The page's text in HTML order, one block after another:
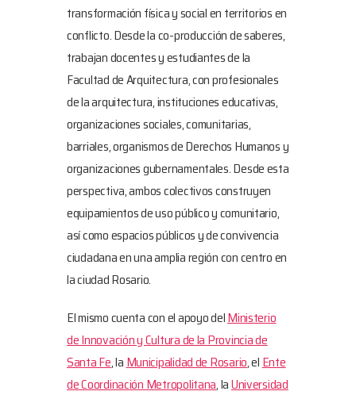
transformación física y social en territorios en
conflicto. Desde la co-producción de saberes,
trabajan docentes y estudiantes de la
Facultad de Arquitectura, con profesionales
de la arquitectura, instituciones educativas,
organizaciones sociales, comunitarias,
barriales, organismos de Derechos Humanos y
organizaciones gubernamentales. Desde esta
perspectiva, ambos colectivos construyen
equipamientos de uso público y comunitario,
así como espacios públicos y de convivencia
ciudadana en una amplia región con centro en
la ciudad Rosario.
El mismo cuenta con el apoyo delMinisterio
de Innovación y Cultura de la Provincia de
Santa Fe, la Municipalidad de Rosario, el Ente
de Coordinación Metropolitana, laUniversidad